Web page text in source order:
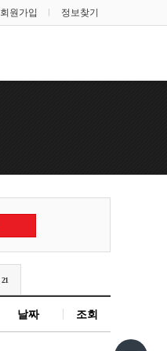
회원가입 정보찾기
21
날짜 조회